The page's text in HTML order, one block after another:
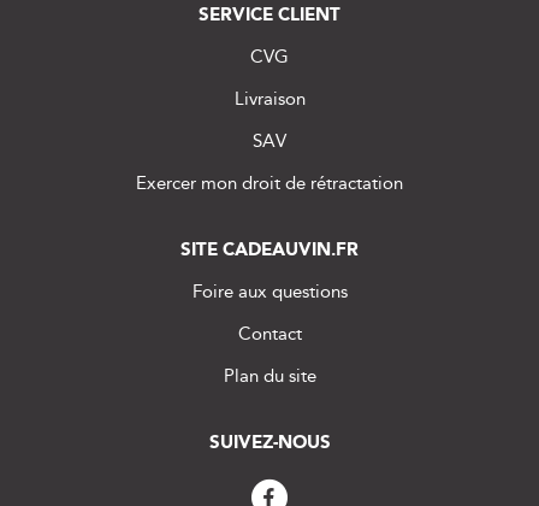
SERVICE CLIENT
CVG
Livraison
SAV
Exercer mon droit de rétractation
SITE CADEAUVIN.FR
Foire aux questions
Contact
Plan du site
SUIVEZ-NOUS